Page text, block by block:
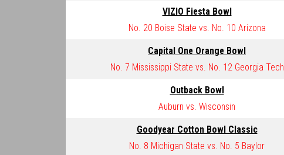
VIZIO Fiesta Bowl
No. 20 Boise State vs. No. 10 Arizona
Capital One Orange Bowl
No. 7 Mississippi State vs. No. 12 Georgia Tech
Outback Bowl
Auburn vs. Wisconsin
Goodyear Cotton Bowl Classic
No. 8 Michigan State vs. No. 5 Baylor